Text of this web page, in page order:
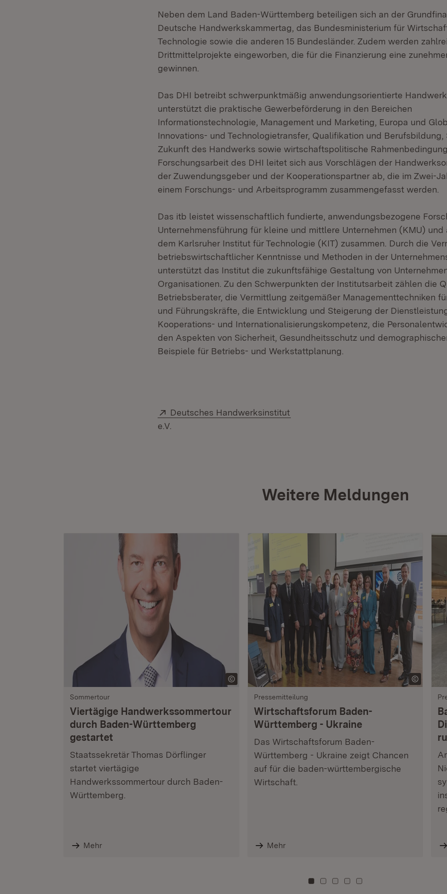
Neben dem Land Baden-Württemberg beteiligen sich an der
Deutsche Handwerkskammertag, das Bundesministerium für
Technologie sowie die anderen 15 Bundesländer. Zudem werden
Drittmittelprojekte eingeworben, die für die Finanzierung eine
gewinnen.
Das DHI betreibt schwerpunktmäßig anwendungsorientierte
unterstützt die praktische Gewerbeförderung in den Bereichen
Informationstechnologie, Management und Marketing, Europa und
Innovations- und Technologietransfer, Qualifikation und Berufsbildung,
Zukunft des Handwerks sowie wirtschaftspolitische
Forschungsarbeit des DHI leitet sich aus Vorschlägen der
der Zuwendungsgeber und der Kooperationspartner ab, die im Zwei-
einem Forschungs- und Arbeitsprogramm zusammengefasst werden.
Das itb leistet wissenschaftlich fundierte, anwendungsbezogene
Unternehmensführung für kleine und mittlere Unternehmen (KMU)
dem Karlsruher Institut für Technologie (KIT) zusammen. Durch die
betriebswirtschaftlicher Kenntnisse und Methoden in der
unterstützt das Institut die zukunftsfähige Gestaltung von
Organisationen. Zu den Schwerpunkten der Institutsarbeit zählen die
Betriebsberater, die Vermittlung zeitgemäßer Managementtechniken
und Führungskräfte, die Entwicklung und Steigerung der
Kooperations- und Internationalisierungskompetenz, die
den Aspekten von Sicherheit, Gesundheitsschutz und
Beispiele für Betriebs- und Werkstattplanung.
Extern:
Deutsches Handwerksinstitut
e.V.
Weitere Meldungen
Sommertour
Viertägige Handwerkssommertour
durch Baden-Württemberg
gestartet
Staatssekretär Thomas Dörflinger
startet viertägige
Handwerkssommertour durch Baden-
Württemberg.
Mehr
Pressemitteilung
Wirtschaftsforum Baden-
Württemberg - Ukraine
Das Wirtschaftsforum Baden-
Württemberg - Ukraine zeigt Chancen
auf für die baden-württembergische
Wirtschaft.
Mehr
Zu Kachel: 0
Zu Kachel: 3
Zu Kachel: 6
Zu Kachel: 9
Zu Kachel: 12